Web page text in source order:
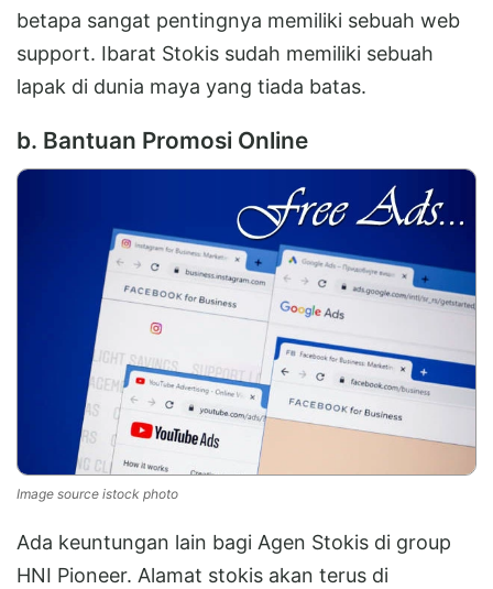
betapa sangat pentingnya memiliki sebuah web
support. Ibarat Stokis sudah memiliki sebuah
lapak di dunia maya yang tiada batas.
b. Bantuan Promosi Online
Image source istock photo
Ada keuntungan lain bagi Agen Stokis di group
HNI Pioneer. Alamat stokis akan terus di